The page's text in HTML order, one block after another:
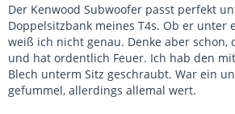
Der Kenwood Subwoofer passt perfekt
Doppelsitzbank meines T4s. Ob er unter
weiß ich nicht genau. Denke aber schon,
und hat ordentlich Feuer. Ich hab den
Blech unterm Sitz geschraubt. War ein
gefummel, allerdings allemal wert.